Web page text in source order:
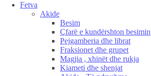
Fetva
Akide
Besim
Çfarë e kundërshton besimin
Pejgamberia dhe librat
Fraksionet dhe grupet
Magjia , xhinët dhe rukja
Kiameti dhe shenjat